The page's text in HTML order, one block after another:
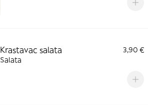
Krastavac salata
3,90 €
Salata